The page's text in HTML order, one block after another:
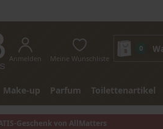
Anmelden Meine Wunschliste
0
Make-up Parfum Toilettenartikel
Geschenk von AllMatters